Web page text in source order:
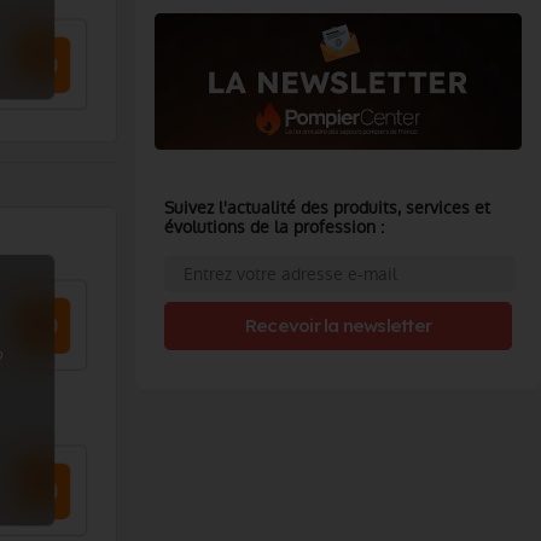
Suivez l'actualité des produits, services et
évolutions de la profession :
Recevoir la newsletter